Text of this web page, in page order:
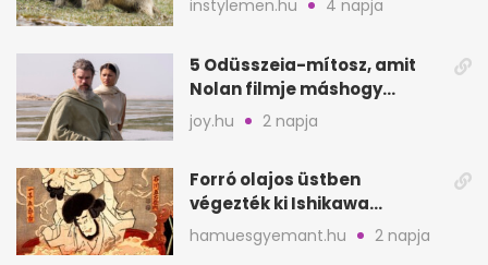
instylemen.hu 4 napja
5 Odüsszeia-mítosz, amit
Nolan filmje máshogy
mutat, mint Homérosz
joy.hu 2 napja
Forró olajos üstben
végezték ki Ishikawa
Goemont, Japán Robin
Hoodját
hamuesgyemant.hu 2 napja